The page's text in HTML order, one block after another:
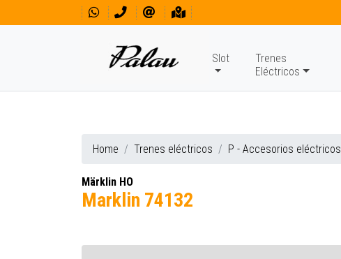
Slot
Trenes
Eléctricos
Home Trenes eléctricos P - Accesorios eléctricos
Märklin HO
Marklin 74132